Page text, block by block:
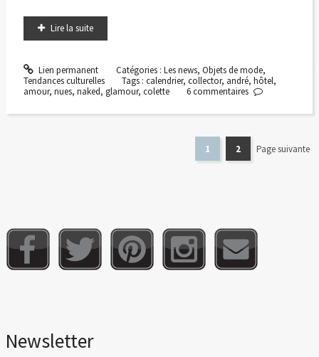
Lire la suite
Lien permanent Catégories : Les news, Objets de mode,
Tendances culturelles
Tags :calendrier,collector, andré,hôtel,
amour, nues, naked, glamour, colette 6commentaires
1 2 Page suivante
Newsletter